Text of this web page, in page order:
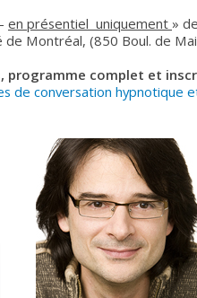
en présentiel uniquement »
de Montréal, (850 Boul. de
programme complet et
de conversation hypnotique